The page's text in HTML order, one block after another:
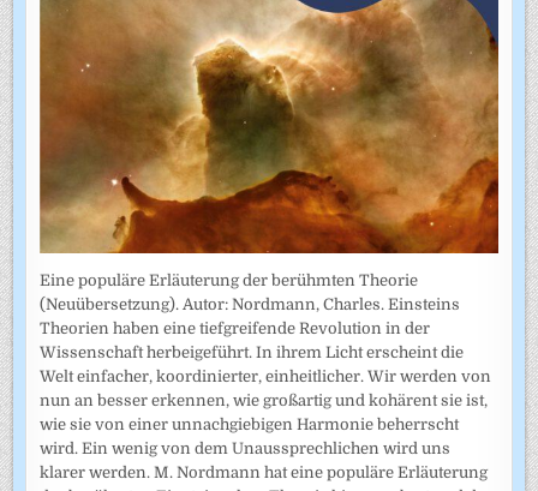
Eine populäre Erläuterung der berühmten Theorie
(Neuübersetzung). Autor: Nordmann, Charles. Einsteins
Theorien haben eine tiefgreifende Revolution in der
Wissenschaft herbeigeführt. In ihrem Licht erscheint die
Welt einfacher, koordinierter, einheitlicher. Wir werden von
nun an besser erkennen, wie großartig und kohärent sie ist,
wie sie von einer unnachgiebigen Harmonie beherrscht
wird. Ein wenig von dem Unaussprechlichen wird uns
klarer werden. M. Nordmann hat eine populäre Erläuterung